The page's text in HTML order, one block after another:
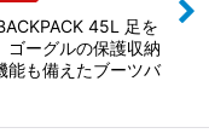
45L 足を
ゴーグルの保護収納
能も備えたブーツバ